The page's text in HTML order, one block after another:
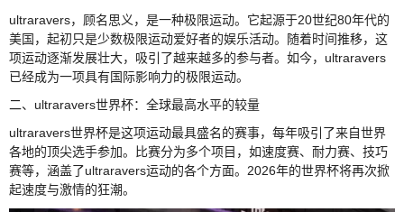
ultraravers，顾名思义，是一种极限运动。它起源于20世纪80年代的
美国，起初只是少数极限运动爱好者的娱乐活动。随着时间推移，这
项运动逐渐发展壮大，吸引了越来越多的参与者。如今，ultraravers
已经成为一项具有国际影响力的极限运动。
二、ultraravers世界杯：全球最高水平的较量
ultraravers世界杯是这项运动最具盛名的赛事，每年吸引了来自世界
各地的顶尖选手参加。比赛分为多个项目，如速度赛、耐力赛、技巧
赛等，涵盖了ultraravers运动的各个方面。2026年的世界杯将再次掀
起速度与激情的狂潮。